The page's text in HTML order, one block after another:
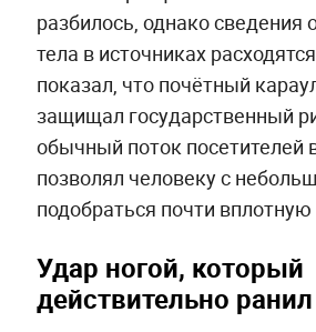
разбилось, однако сведения
тела в источниках
показал, что почётный
защищал государственный
обычный поток посетителей
позволял человеку с
подобраться почти вплотную
Удар ногой, который
действительно